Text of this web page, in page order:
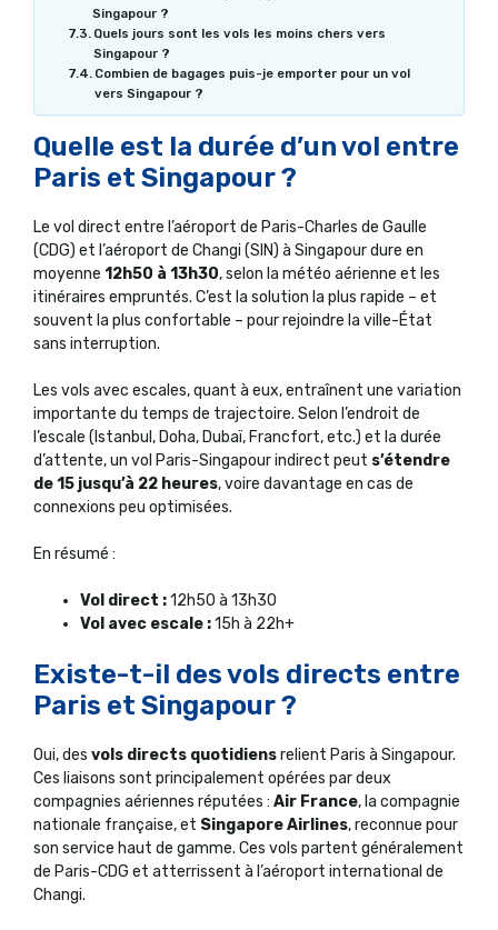
Singapour ?
Quels jours sont les vols les moins chers vers
Singapour ?
Combien de bagages puis-je emporter pour un vol
vers Singapour ?
Quelle est la durée d’un vol entre
Paris et Singapour ?
Le vol direct entre l’aéroport de Paris-Charles de Gaulle
(CDG) et l’aéroport de Changi (SIN) à Singapour dure en
moyenne 12h50 à 13h30, selon la météo aérienne et les
itinéraires empruntés. C’est la solution la plus rapide – et
souvent la plus confortable – pour rejoindre la ville-État
sans interruption.
Les vols avec escales, quant à eux, entraînent une variation
importante du temps de trajectoire. Selon l’endroit de
l’escale (Istanbul, Doha, Dubaï, Francfort, etc.) et la durée
d’attente, un vol Paris-Singapour indirect peut s’étendre
de 15 jusqu’à 22 heures, voire davantage en cas de
connexions peu optimisées.
En résumé :
Vol direct :12h50 à 13h30
Vol avec escale :15h à 22h+
Existe-t-il des vols directs entre
Paris et Singapour ?
Oui, des vols directs quotidiensrelient Paris à Singapour.
Ces liaisons sont principalement opérées par deux
compagnies aériennes réputées : Air France, la compagnie
nationale française, et Singapore Airlines, reconnue pour
son service haut de gamme. Ces vols partent généralement
de Paris-CDG et atterrissent à l’aéroport international de
Changi.